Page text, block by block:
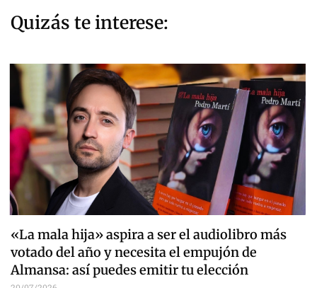
Quizás te interese:
«La mala hija» aspira a ser el audiolibro más
votado del año y necesita el empujón de
Almansa: así puedes emitir tu elección